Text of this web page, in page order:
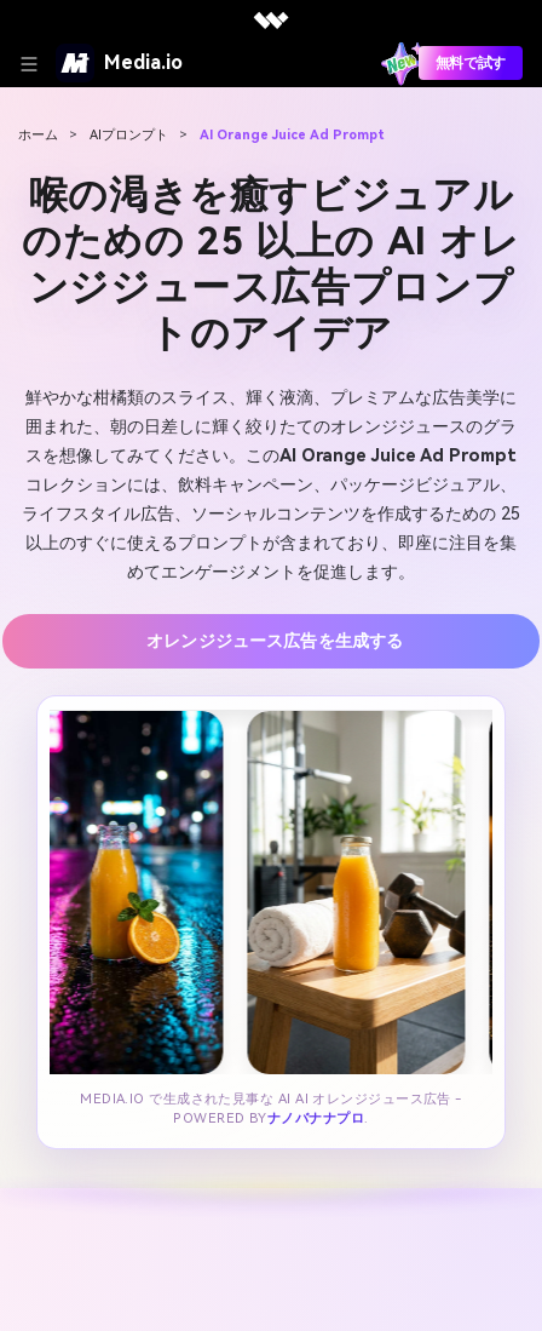
Media.io 無料で試す
ホーム > AIプロンプト > AI Orange Juice Ad Prompt
喉の渇きを癒すビジュアル
のための 25 以上の AI オレ
ンジジュース広告プロンプ
トのアイデア
鮮やかな柑橘類のスライス、輝く液滴、プレミアムな広告美学に
囲まれた、朝の日差しに輝く絞りたてのオレンジジュースのグラ
スを想像してみてください。このAI Orange Juice Ad Prompt
コレクションには、飲料キャンペーン、パッケージビジュアル、
ライフスタイル広告、ソーシャルコンテンツを作成するための 25
以上のすぐに使えるプロンプトが含まれており、即座に注目を集
めてエンゲージメントを促進します。
オレンジジュース広告を生成する
MEDIA.IO で生成された見事な AI AI オレンジジュース広告 -
POWERED BYナノバナナプロ.